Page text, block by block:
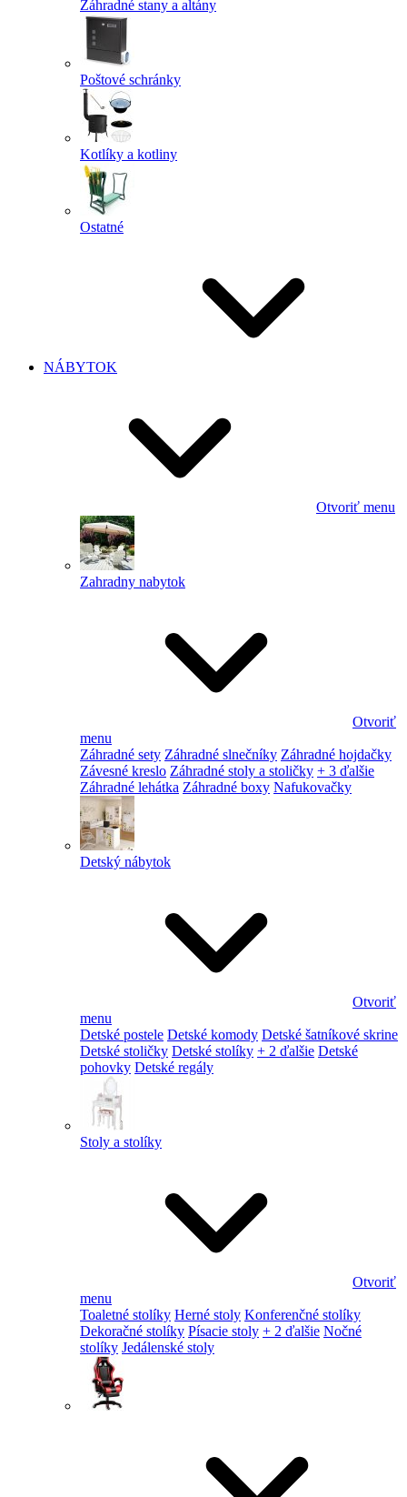
Záhradné stany a altány
Poštové schránky
Kotlíky a kotliny
Ostatné
NÁBYTOK
Otvoriť menu
Zahradny nabytok
Otvoriť
menu
Záhradné sety Záhradné slnečníky Záhradné hojdačky
Závesné kreslo Záhradné stoly a stoličky + 3 ďalšie
Záhradné lehátka Záhradné boxy Nafukovačky
Detský nábytok
Otvoriť
menu
Detské postele Detské komody Detské šatníkové skrine
Detské stoličky Detské stolíky + 2 ďalšie Detské
pohovky Detské regály
Stoly a stolíky
Otvoriť
menu
Toaletné stolíky Herné stoly Konferenčné stolíky
Dekoračné stolíky Písacie stoly + 2 ďalšie Nočné
stolíky Jedálenské stoly